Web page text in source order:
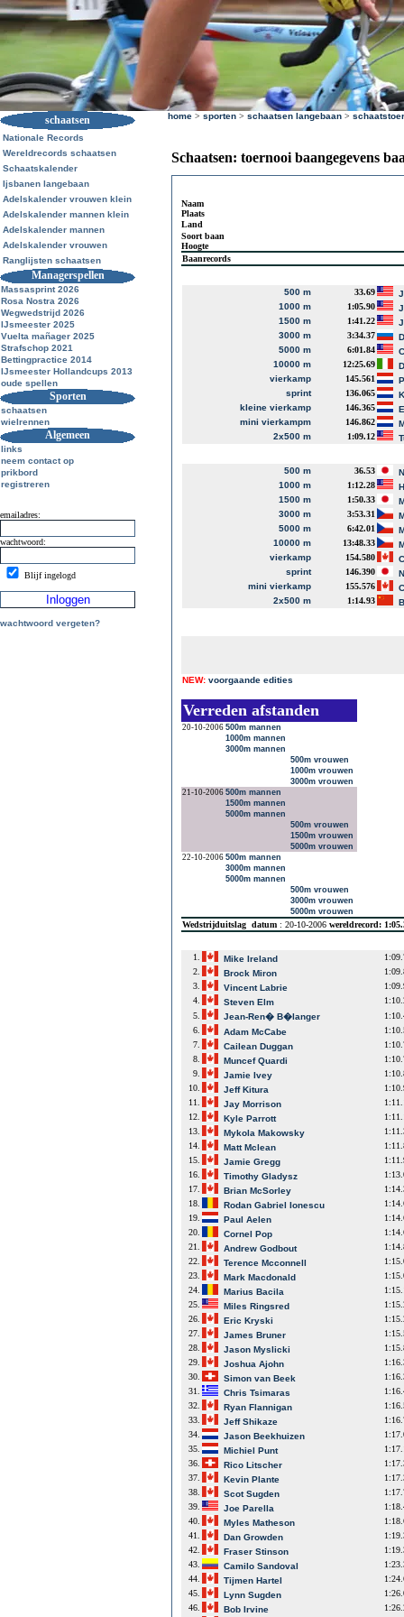
schaatsen
Nationale Records
Wereldrecords schaatsen
Schaatskalender
Ijsbanen langebaan
Adelskalender vrouwen klein
Adelskalender mannen klein
Adelskalender mannen
Adelskalender vrouwen
Ranglijsten schaatsen
Managerspellen
Massasprint 2026
Rosa Nostra 2026
Wegwedstrijd 2026
IJsmeester 2025
Vuelta mañager 2025
Strafschop 2021
Bettingpractice 2014
IJsmeester Hollandcups 2013
oude spellen
Sporten
schaatsen
wielrennen
Algemeen
links
neem contact op
prikbord
registreren
emailadres:
wachtwoord:
Blijf ingelogd
wachtwoord vergeten?
home > sporten > schaatsen langebaan >
Schaatsen: toernooi baangegevens
Naam
Plaats
Land
Soort baan
Hoogte
Baanrecords
500 m 33.69
1000 m
1:05.90
1500 m
1:41.22
3000 m
3:34.37
5000 m
6:01.84
10000 m
12:25.69
vierkamp
145.561
sprint
136.065
kleine vierkamp
146.365
mini vierkampm
146.862
2x500 m
1:09.12
500 m 36.53
1000 m
1:12.28
1500 m
1:50.33
3000 m
3:53.31
5000 m
6:42.01
10000 m
13:48.33
vierkamp
154.580
sprint
146.390
mini vierkamp
155.576
2x500 m
1:14.93
NEW: voorgaande edities
Verreden afstanden
20-10-2006 500m mannen
1000m mannen
3000m mannen
500m vrouwen
1000m vrouwen
3000m vrouwen
21-10-2006 500m mannen
1500m mannen
5000m mannen
500m vrouwen
1500m vrouwen
5000m vrouwen
22-10-2006 500m mannen
3000m mannen
5000m mannen
500m vrouwen
3000m vrouwen
5000m vrouwen
Wedstrijduitslag datum : 20-10-2006 wereldrecord:
1. Mike Ireland
2.
Brock Miron
3.
Vincent Labrie
4.
Steven Elm
5.
Jean-Ren� B�langer
6.
Adam McCabe
7.
Cailean Duggan
8.
Muncef Quardi
9.
Jamie Ivey
10.
Jeff Kitura
11.
Jay Morrison
12.
Kyle Parrott
13.
Mykola Makowsky
14.
Matt Mclean
15.
Jamie Gregg
16.
Timothy Gladysz
17.
Brian McSorley
18.
Rodan Gabriel Ionescu
19.
Paul Aelen
20.
Cornel Pop
21.
Andrew Godbout
22.
Terence Mcconnell
23.
Mark Macdonald
24.
Marius Bacila
25.
Miles Ringsred
26.
Eric Kryski
27.
James Bruner
28.
Jason Myslicki
29.
Joshua Ajohn
30.
Simon van Beek
31.
Chris Tsimaras
32.
Ryan Flannigan
33.
Jeff Shikaze
34.
Jason Beekhuizen
35.
Michiel Punt
36.
Rico Litscher
37.
Kevin Plante
38.
Scot Sugden
39.
Joe Parella
40.
Myles Matheson
41.
Dan Growden
42.
Fraser Stinson
43.
Camilo Sandoval
44.
Tijmen Hartel
45.
Lynn Sugden
46.
Bob Irvine